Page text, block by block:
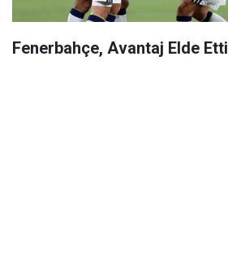
Fenerbahçe, Avantaj Elde Etti